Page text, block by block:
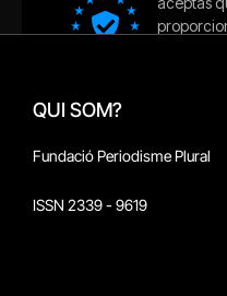
QUI SOM?
Fundació Periodisme Plural
ISSN 2339 - 9619